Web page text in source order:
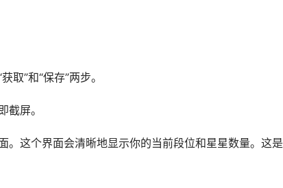
取”和“保存”两步。
截屏。
。这个界面会清晰地显示你的当前段位和星星数量。这